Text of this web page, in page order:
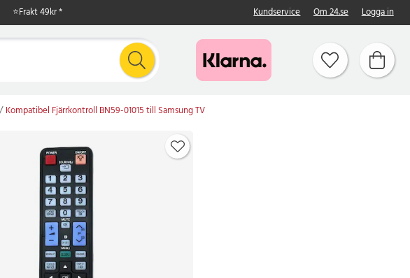
⭐Frakt 49kr * Kundservice Om 24.se Logga in
Kompatibel Fjärrkontroll BN59-01015 till Samsung TV